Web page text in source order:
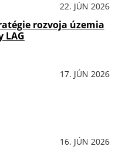
22. JÚN 2026
rozvoja územia
LAG
17. JÚN 2026
16. JÚN 2026